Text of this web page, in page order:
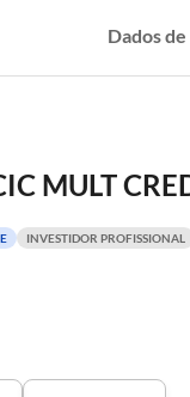
Dados
MULT
INVESTIDOR PROFISSIONAL